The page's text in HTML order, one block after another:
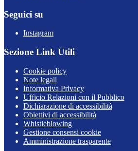
Seguici su
Instagram
Sezione Link Utili
Cookie policy
Note legali
Informativa Privacy
Ufficio Relazioni con il Pubblico
Dichiarazione di accessibilità
Obiettivi di accessibilità
Whistleblowing
Gestione consensi cookie
Amministrazione trasparente